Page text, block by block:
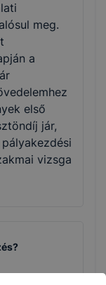
meg.
a
első
jár,
vizsga